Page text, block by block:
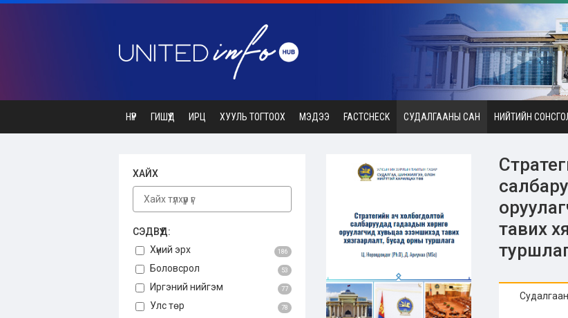
НҮҮР ГИШҮҮД ИРЦ ХУУЛЬ ТОГТООХ МЭДЭЭ FACTCHECK СУДАЛГААНЫ САН НИЙТИЙН
ХАЙХ
СЭДВҮҮД:
Хүний эрх
186
Боловсрол 53
Иргэний нийгэм 77
Улс төр 78
тавих